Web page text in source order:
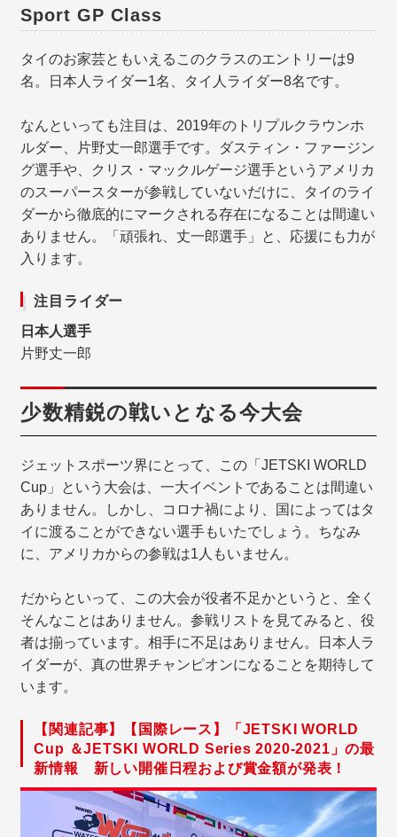
Sport GP Class
タイのお家芸ともいえるこのクラスのエントリーは9
名。日本人ライダー1名、タイ人ライダー8名です。
なんといっても注目は、2019年のトリプルクラウンホ
ルダー、片野丈一郎選手です。ダスティン・ファージン
グ選手や、クリス・マックルゲージ選手というアメリカ
のスーパースターが参戦していないだけに、タイのライ
ダーから徹底的にマークされる存在になることは間違い
ありません。「頑張れ、丈一郎選手」と、応援にも力が
入ります。
注目ライダー
日本人選手
片野丈一郎
少数精鋭の戦いとなる今大会
ジェットスポーツ界にとって、この「JETSKI WORLD
Cup」という大会は、一大イベントであることは間違い
ありません。しかし、コロナ禍により、国によってはタ
イに渡ることができない選手もいたでしょう。ちなみ
に、アメリカからの参戦は1人もいません。
だからといって、この大会が役者不足かというと、全く
そんなことはありません。参戦リストを見てみると、役
者は揃っています。相手に不足はありません。日本人ラ
イダーが、真の世界チャンピオンになることを期待して
います。
【関連記事】【国際レース】「JETSKI WORLD
Cup ＆JETSKI WORLD Series 2020-2021」の最
新情報 新しい開催日程および賞金額が発表！